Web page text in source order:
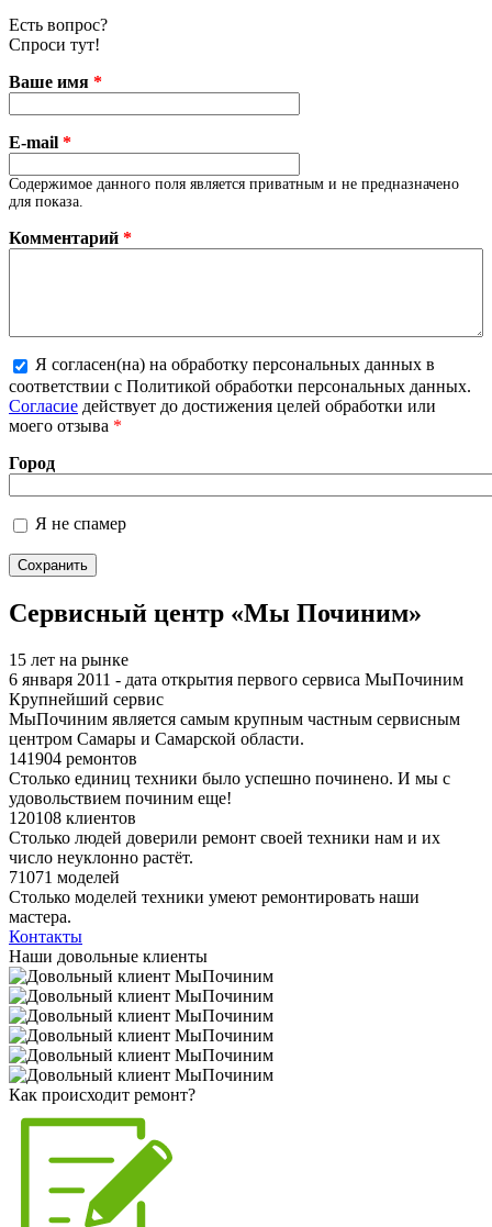
Есть вопрос?
Спроси тут!
Ваше имя *
E-mail *
Содержимое данного поля является приватным и не предназначено
для показа.
Комментарий *
Более подробная информация о текстовых
форматах
Я согласен(на) на обработку персональных данных в
соответствии с Политикой обработки персональных данных.
Согласие действует до достижения целей обработки или
моего отзыва *
Город
Я не спамер
Я спамер
Сервисный центр «Мы Починим»
15 лет на рынке
6 января 2011 - дата открытия первого сервиса МыПочиним
Крупнейший сервис
МыПочиним является самым крупным частным сервисным
центром Самары и Самарской области.
141904 ремонтов
Столько единиц техники было успешно починено. И мы с
удовольствием починим еще!
120108 клиентов
Столько людей доверили ремонт своей техники нам и их
число неуклонно растёт.
71071 моделей
Столько моделей техники умеют ремонтировать наши
мастера.
Контакты
Наши довольные клиенты
Как происходит ремонт?